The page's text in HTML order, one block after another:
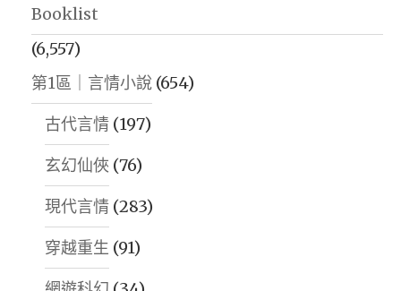
Booklist
(6,557)
第1區｜言情小說 (654)
古代言情 (197)
玄幻仙俠 (76)
現代言情 (283)
穿越重生 (91)